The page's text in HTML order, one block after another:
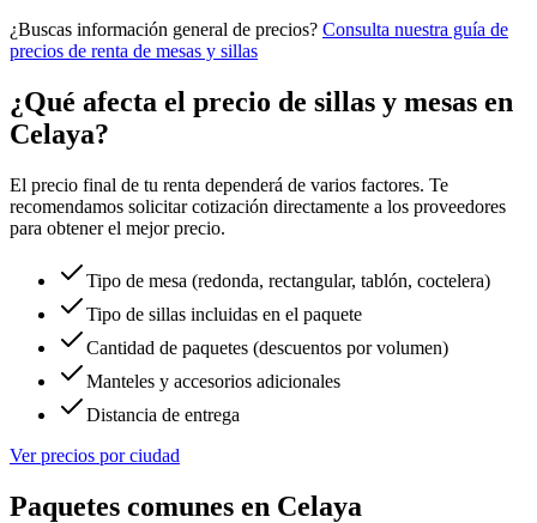
¿Buscas información general de precios? Consulta nuestra guía de
precios de renta de mesas y sillas
¿Qué afecta el precio de sillas y mesas en
Celaya?
El precio final de tu renta dependerá de varios factores. Te
recomendamos solicitar cotización directamente a los proveedores
para obtener el mejor precio.
Tipo de mesa (redonda, rectangular, tablón, coctelera)
Tipo de sillas incluidas en el paquete
Cantidad de paquetes (descuentos por volumen)
Manteles y accesorios adicionales
Distancia de entrega
Ver precios por ciudad
Paquetes comunes en Celaya